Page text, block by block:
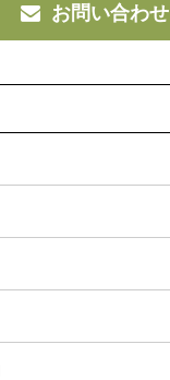
お問い合わせ